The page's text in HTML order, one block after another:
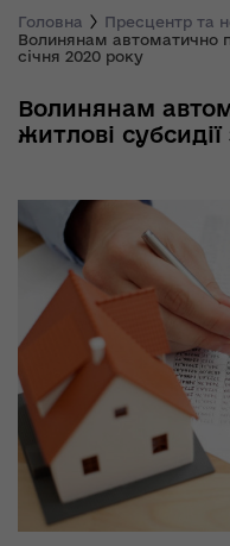
Головна Пресцентр та
Волинянам автоматично
січня 2020 року
Волинянам
житлові